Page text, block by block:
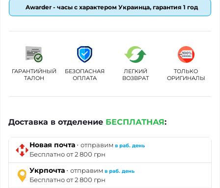
Awarder - часы с характером Украинца, гарантия 1 год
ГАРАНТИЙНЫЙ
ТАЛОН
БЕЗОПАСНАЯ
ОПЛАТА
ЛЕГКИЙ
ВОЗВРАТ
ТОЛЬКО
ОРИГИНАЛЫ
Доставка в отделение БЕСПЛАТНАЯ:
Новая почта · отправим в раб. день
Бесплатно от 2 800 грн
Укрпочта · отправим в раб. день
Бесплатно от 2 800 грн